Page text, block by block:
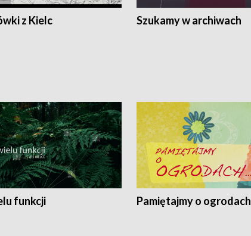
z Kielc Szukamy w archiwach
funkcji Pamiętajmy o ogrodach